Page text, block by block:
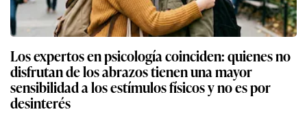
Los expertos en psicología coinciden: quienes no
disfrutan de los abrazos tienen una mayor
sensibilidad a los estímulos físicos y no es por
desinterés